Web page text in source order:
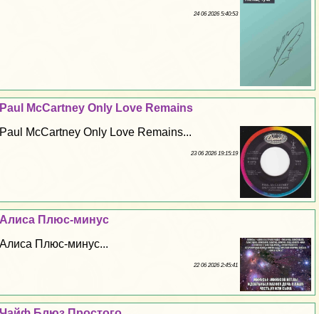
24 06 2026 5:40:53
Paul McCartney Only Love Remains
Paul McCartney Only Love Remains...
23 06 2026 19:15:19
Алиса Плюс-минус
Алиса Плюс-минус...
22 06 2026 2:45:41